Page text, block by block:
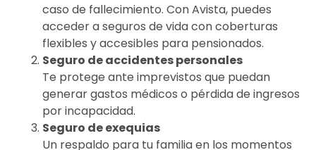
caso de fallecimiento. Con Avista, puedes
acceder a seguros de vida con coberturas
flexibles y accesibles para pensionados.
Seguro de accidentes personales
Te protege ante imprevistos que puedan
generar gastos médicos o pérdida de ingresos
por incapacidad.
Seguro de exequias
Un respaldo para tu familia en los momentos